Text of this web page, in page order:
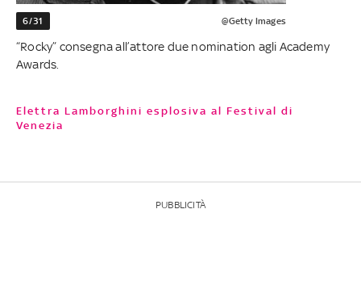
6/31 @Getty Images
“Rocky” consegna all’attore due nomination agli Academy
Awards.
Elettra Lamborghini esplosiva al Festival di
Venezia
PUBBLICITÀ